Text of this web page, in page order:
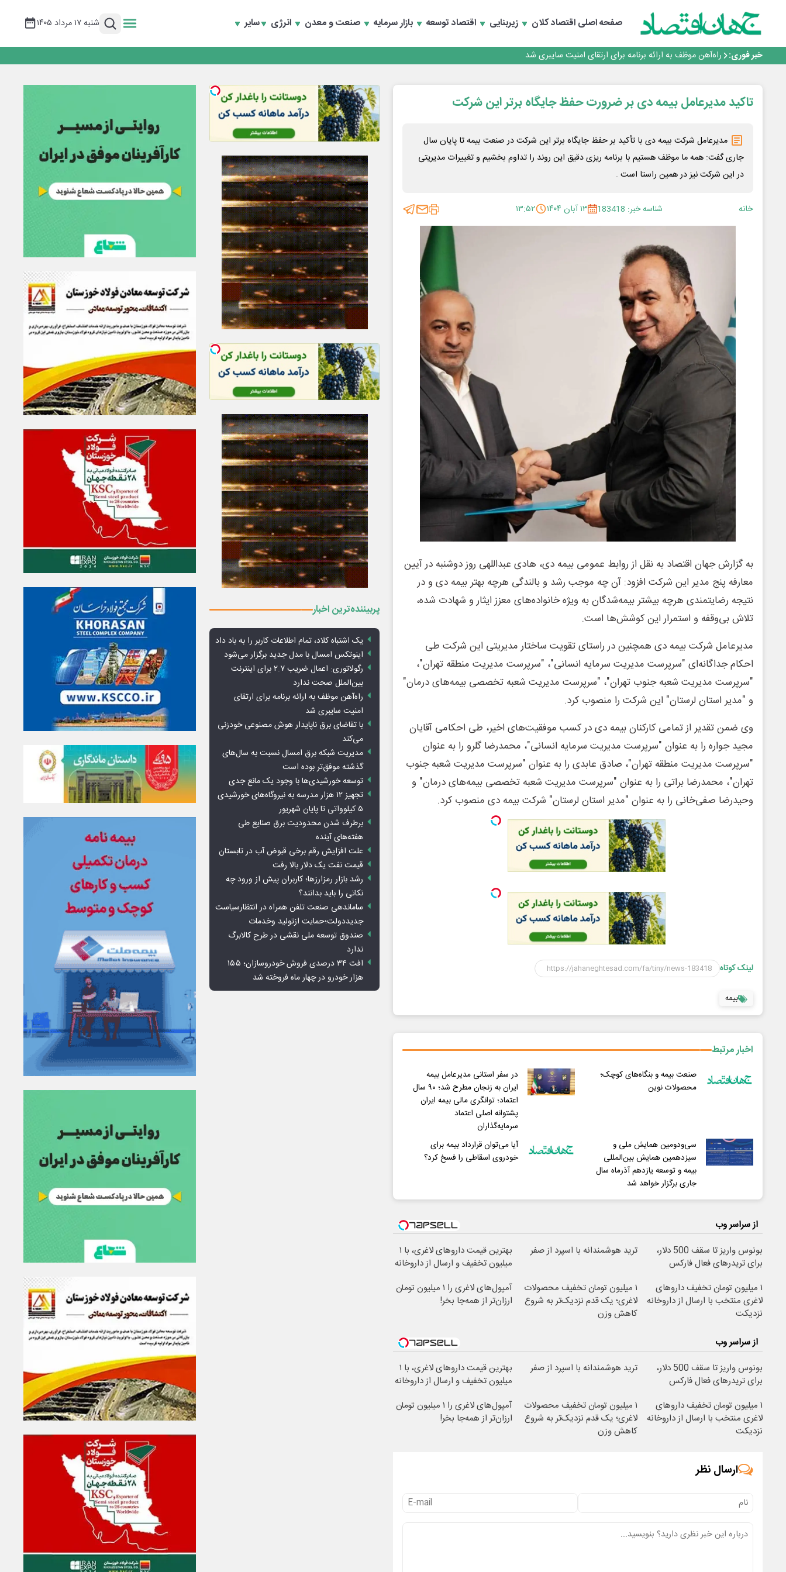
صفحه اصلیاقتصاد کلان زیربنایی اقتصاد توسعه بازار سرمایه صنعت و معدن انرژی سایر شنبه ۱۷ مرداد ۱۴۰۵
خبر فوری:
اینوتکس امسال با مدل جدید برگزار می‌شود
رگولاتوری: اعمال ضریب ۲.۷ برای اینترنت بین‌الملل صحت ندارد
با تقاضای برق ناپایدار هوش مصنوعی خودزنی می‌کند
یک اشتباه کلاد، تمام اطلاعات کاربر را به باد داد
اینوتکس امسال با مدل جدید برگزار می‌شود
تاکید مدیرعامل بیمه دی بر ضرورت حفظ جایگاه برتر این شرکت
مدیرعامل شرکت بیمه دی با تأکید بر حفظ جایگاه برتر این شرکت در صنعت بیمه تا پایان سال
جاری گفت: همه ما موظف هستیم با برنامه ریزی دقیق این روند را تداوم بخشیم و تغییرات مدیریتی
در این شرکت نیز در همین راستا است .
خانه شناسه خبر: 183418 ۱۳ آبان ۱۴۰۴ ۱۳:۵۲
به گزارش جهان اقتصاد به نقل از روابط عمومی بیمه دی، هادی عبداللهی روز دوشنبه در آیین
معارفه پنج مدیر این شرکت افزود: آن چه موجب رشد و بالندگی هرچه بهتر بیمه دی و در
نتیجه رضایتمندی هرچه بیشتر بیمه‌شدگان به ویژه خانواده‌های معزز ایثار و شهادت شده،
تلاش بی‌وقفه و استمرار این کوشش‌ها است.
مدیرعامل شرکت بیمه دی همچنین در راستای تقویت ساختار مدیریتی این شرکت طی
احکام جداگانه‌ای "سرپرست مدیریت سرمایه انسانی"، "سرپرست مدیریت منطقه تهران"،
"سرپرست مدیریت شعبه جنوب تهران‌"، "سرپرست مدیریت شعبه تخصصی بیمه‌های درمان"
و "مدیر استان لرستان" این شرکت را منصوب کرد.
وی ضمن تقدیر از تمامی کارکنان بیمه دی در کسب موفقیت‌های اخیر، طی احکامی آقایان
مجید جواره را به عنوان "سرپرست مدیریت سرمایه انسانی"، محمدرضا گلرو را به عنوان
"سرپرست مدیریت منطقه تهران"، صادق عابدی را به عنوان "سرپرست مدیریت شعبه جنوب
تهران"، محمدرضا براتی را به عنوان "سرپرست مدیریت شعبه تخصصی بیمه‌های درمان" و
وحیدرضا صفی‌خانی را به عنوان "مدیر استان لرستان" شرکت بیمه دی منصوب کرد.
لینک کوتاه
بیمه
اخبار مرتبط
صنعت بیمه و بنگاه‌های کوچک؛
محصولات نوین
در سفر استانی مدیرعامل بیمه
ایران به زنجان مطرح شد؛ ۹۰ سال
اعتماد؛ توانگری مالی بیمه ایران
پشتوانه اصلی اعتماد
سرمایه‌گذاران
سی‌ودومین همایش ملی و
سیزدهمین همایش بین‌المللی
بیمه و توسعه یازدهم آذرماه سال
جاری برگزار خواهد شد
آیا می‌توان قرارداد بیمه برای
خودروی اسقاطی را فسخ کرد؟
از سراسر وب
بونوس واریز تا سقف 500 دلار،
برای تریدرهای فعال فارکس
ترید هوشمندانه با اسپرد از صفر
بهترین قیمت داروهای لاغری، با ۱
میلیون تخفیف و ارسال از داروخانه‌
۱ میلیون تومان تخفیف داروهای
لاغری منتخب با ارسال از داروخانه
نزدیکت
۱ میلیون تومان تخفیف محصولات
لاغری؛ یک قدم نزدیک‌تر به شروع
کاهش وزن
آمپول‌های لاغری را ۱ میلیون تومان
ارزان‌تر از همه‌جا بخر!
از سراسر وب
بونوس واریز تا سقف 500 دلار،
برای تریدرهای فعال فارکس
ترید هوشمندانه با اسپرد از صفر
بهترین قیمت داروهای لاغری، با ۱
میلیون تخفیف و ارسال از داروخانه‌
۱ میلیون تومان تخفیف داروهای
لاغری منتخب با ارسال از داروخانه
نزدیکت
۱ میلیون تومان تخفیف محصولات
لاغری؛ یک قدم نزدیک‌تر به شروع
کاهش وزن
آمپول‌های لاغری را ۱ میلیون تومان
ارزان‌تر از همه‌جا بخر!
ارسال نظر
پربیننده‌ترین اخبار
یک اشتباه کلاد، تمام اطلاعات کاربر را به باد داد
اینوتکس امسال با مدل جدید برگزار می‌شود
رگولاتوری: اعمال ضریب ۲.۷ برای اینترنت
بین‌الملل صحت ندارد
راه‌آهن موظف به ارائه برنامه برای ارتقای
امنیت سایبری شد
با تقاضای برق ناپایدار هوش مصنوعی خودزنی
می‌کند
مدیریت شبکه برق امسال نسبت به سال‌های
گذشته موفق‌تر بوده است
توسعه خورشیدی‌ها با وجود یک مانع جدی
تجهیز ۱۲ هزار مدرسه به نیروگاه‌های خورشیدی
۵ کیلوواتی تا پایان شهریور
برطرف شدن محدودیت‌ برق صنایع طی
هفته‌های آینده
علت افزایش رقم برخی قبوض آب در تابستان
قیمت نفت یک دلار بالا رفت
رشد بازار رمزارزها؛ کاربران پیش از ورود چه
نکاتی را باید بدانند؟
ساماندهی صنعت تلفن همراه در انتظارسیاست
جدیددولت؛حمایت ازتولید وخدمات
صندوق توسعه ملی نقشی در طرح کالابرگ
ندارد
افت ۳۴ درصدی فروش خودروسازان؛ ۱۵۵
هزار خودرو در چهار ماه فروخته شد